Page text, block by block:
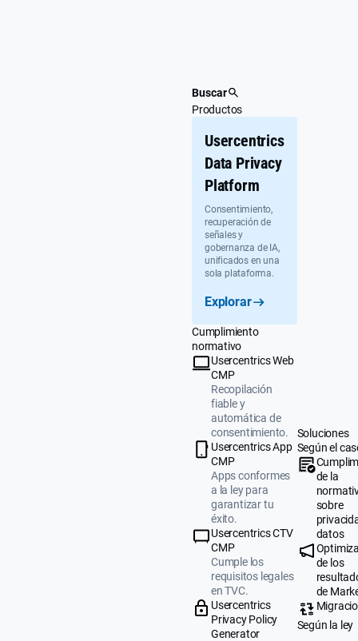
Buscar
Productos
Usercentrics
Data Privacy
Platform
Consentimiento,
recuperación de
señales y
gobernanza de IA,
unificados en una
sola plataforma.
Explorar
Cumplimiento
normativo
Usercentrics Web
CMP
Recopilación
fiable y
automática de
consentimiento.
Usercentrics App
CMP
Apps conformes
a la ley para
garantizar tu
éxito.
Usercentrics CTV
CMP
Cumple los
requisitos legales
en TVC.
Usercentrics
Privacy Policy
Generator
Soluciones
Según el
de la
sobre
datos
de los
de
Según la ley